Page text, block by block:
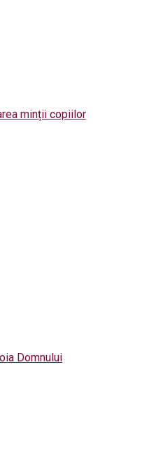
minții copiilor
Domnului